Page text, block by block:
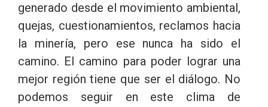
generado desde el movimiento ambiental,
quejas, cuestionamientos, reclamos hacia
la minería, pero ese nunca ha sido el
camino. El camino para poder lograr una
mejor región tiene que ser el diálogo. No
podemos seguir en este clima de